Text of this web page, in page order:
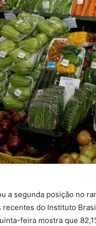
a segunda posição no
do Instituto
feira mostra que